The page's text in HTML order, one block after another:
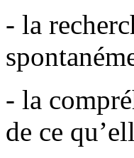
- la
- la
de ce